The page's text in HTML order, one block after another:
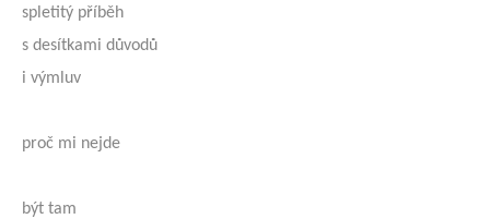
spletitý příběh
s desítkami důvodů
i výmluv
proč mi nejde
být tam